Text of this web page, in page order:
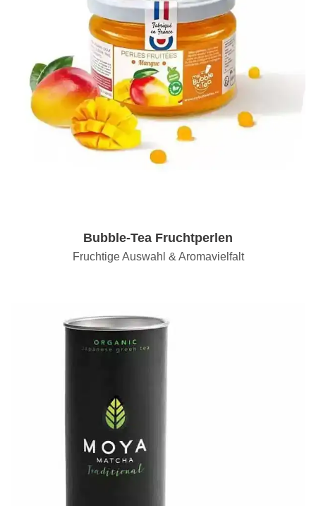
Bubble-Tea Fruchtperlen
Fruchtige Auswahl & Aromavielfalt